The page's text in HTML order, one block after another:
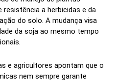
resistência a herbicidas e da
do solo. A mudança visa
da soja ao mesmo tempo
e agricultores apontam que o
nem sempre garante